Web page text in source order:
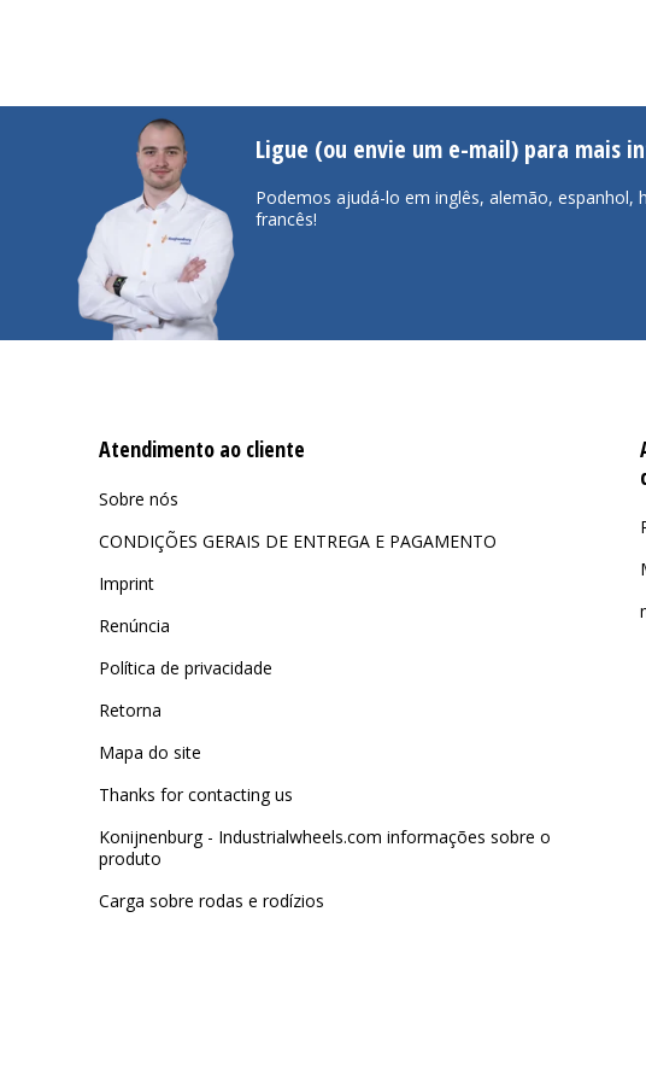
Ligue (ou envie um e-mail) para mais
Podemos ajudá-lo em inglês, alemão, espanhol,
francês!
Atendimento ao cliente
Sobre nós
CONDIÇÕES GERAIS DE ENTREGA E PAGAMENTO
Imprint
Renúncia
Política de privacidade
Retorna
Mapa do site
Thanks for contacting us
Konijnenburg - Industrialwheels.com informações sobre o
produto
Carga sobre rodas e rodízios